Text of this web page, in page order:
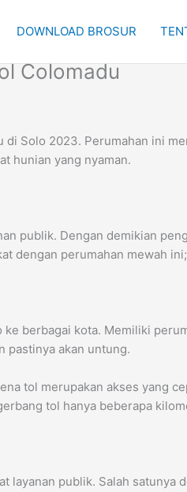
DOWNLOAD BROSUR
Colomadu
Solo 2023. Perumahan ini
hunian yang nyaman.
publik. Dengan demikian
dengan perumahan mewah ini;
berbagai kota. Memiliki
pastinya akan untung.
tol merupakan akses yang
tol hanya beberapa
publik. Salah satunya